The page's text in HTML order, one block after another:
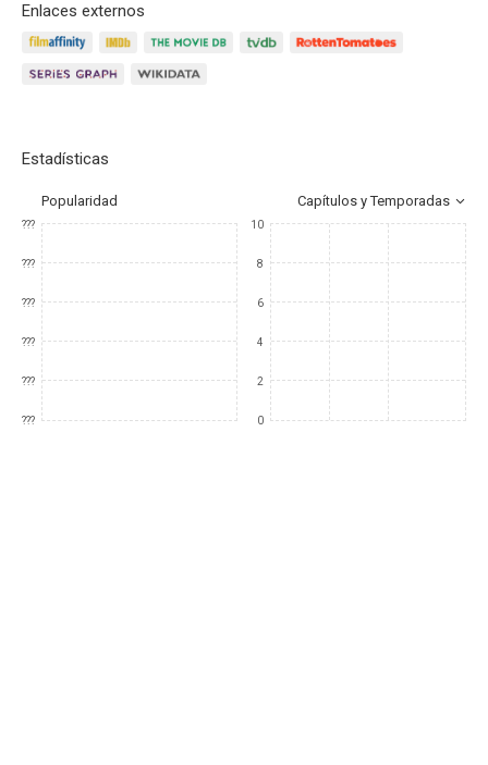
Enlaces externos
Estadísticas
Popularidad Capítulos y Temporadas
???
???
???
???
???
???
10
8
6
4
2
0